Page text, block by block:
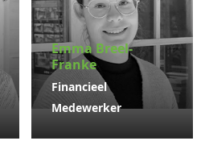
Emma Breel-
Franke
Financieel
Medewerker